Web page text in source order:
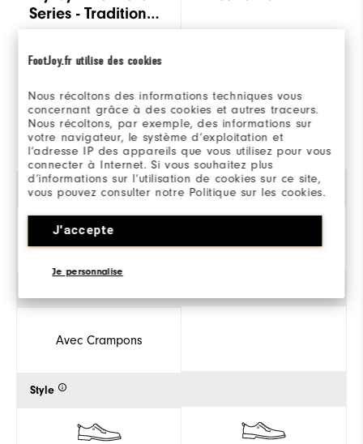
FootJoy.fr utilise des cookies
Nous récoltons des informations techniques vous
concernant grâce à des cookies et autres traceurs.
Nous récoltons, par exemple, des informations sur
votre navigateur, le système d’exploitation et
l’adresse IP des appareils que vous utilisez pour vous
connecter à Internet. Si vous souhaitez plus
d’informations sur l’utilisation de cookies sur ce site,
vous pouvez consulter notre Politique sur les cookies.
J'accepte
Je personnalise
Series - Traditional
JE COMMANDE
Genre
Pour Femmes
Avec Crampons
Style
JE COMMANDE